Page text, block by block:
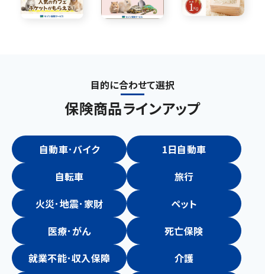
目的に合わせて選択
保険商品ラインアップ
自動車･バイク
1日自動車
自転車
旅行
火災･地震･家財
ペット
医療･がん
死亡保険
就業不能･収入保障
介護​​